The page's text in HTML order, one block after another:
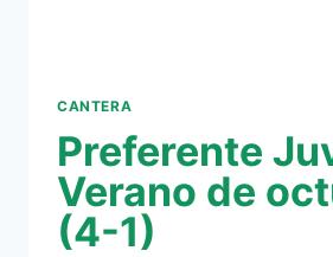
CANTERA
Preferente
Verano de
(4-1)